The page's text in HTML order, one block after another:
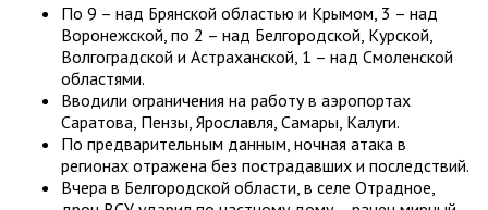
По 9 – над Брянской областью и Крымом, 3 – над
Воронежской, по 2 – над Белгородской, Курской,
Волгоградской и Астраханской, 1 – над Смоленской
областями.
Вводили ограничения на работу в аэропортах
Саратова, Пензы, Ярославля, Самары, Калуги.
По предварительным данным, ночная атака в
регионах отражена без пострадавших и последствий.
Вчера в Белгородской области, в селе Отрадное,